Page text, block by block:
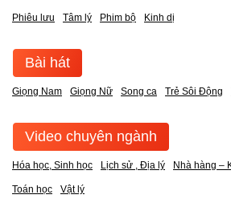
Phiêu lưu Tâm lý Phim bộ Kinh dị
Bài hát
Giọng Nam Giọng Nữ Song ca Trẻ Sôi Động
Video chuyên ngành
Hóa học, Sinh học Lịch sử , Địa lý Nhà hàng –
Toán học Vật lý